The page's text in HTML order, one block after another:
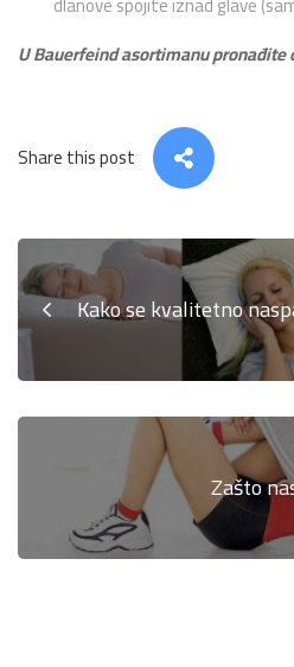
U Bauerfeind asortimanu pronađite
Share this post
Kako se kvalitetno
Zašto